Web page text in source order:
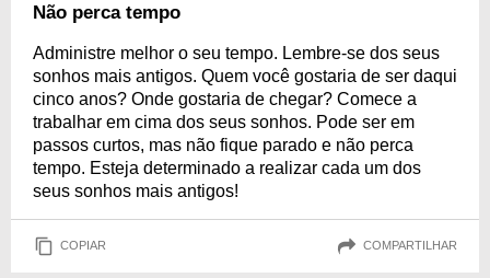
Não perca tempo
Administre melhor o seu tempo. Lembre-se dos seus
sonhos mais antigos. Quem você gostaria de ser daqui
cinco anos? Onde gostaria de chegar? Comece a
trabalhar em cima dos seus sonhos. Pode ser em
passos curtos, mas não fique parado e não perca
tempo. Esteja determinado a realizar cada um dos
seus sonhos mais antigos!
COPIAR COMPARTILHAR